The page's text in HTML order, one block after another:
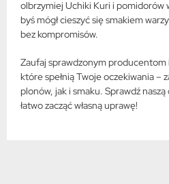
olbrzymiej Uchiki Kuri i pomidorów
byś mógł cieszyć się smakiem
bez kompromisów.
Zaufaj sprawdzonym producentom
które spełnią Twoje oczekiwania –
plonów, jak i smaku. Sprawdź
łatwo zacząć własną uprawę!